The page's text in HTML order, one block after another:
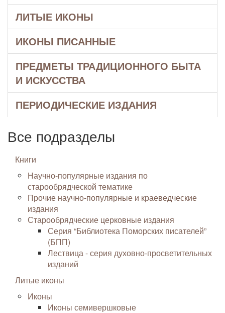
ЛИТЫЕ ИКОНЫ
ИКОНЫ ПИСАННЫЕ
ПРЕДМЕТЫ ТРАДИЦИОННОГО БЫТА
И ИСКУССТВА
ПЕРИОДИЧЕСКИЕ ИЗДАНИЯ
Все подразделы
Книги
Научно-популярные издания по
старообрядческой тематике
Прочие научно-популярные и краеведческие
издания
Старообрядческие церковные издания
Серия “Библиотека Поморских писателей”
(БПП)
Лествица - серия духовно-просветительных
изданий
Литые иконы
Иконы
Иконы семивершковые